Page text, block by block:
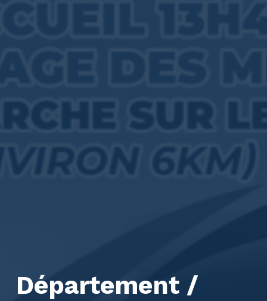
Département /